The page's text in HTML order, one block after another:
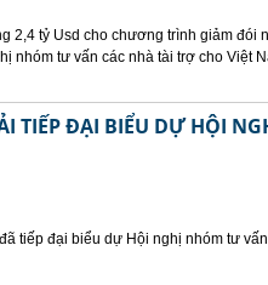
2,4 tỷ Usd cho chương trình giảm đói
nhóm tư vấn các nhà tài trợ cho Việt
TIẾP ĐẠI BIỂU DỰ HỘI
tiếp đại biểu dự Hội nghị nhóm tư